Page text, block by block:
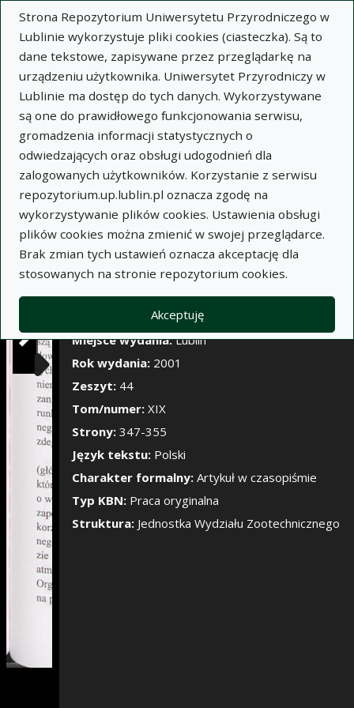
Strona Repozytorium Uniwersytetu Przyrodniczego w
Lublinie wykorzystuje pliki cookies (ciasteczka). Są to
dane tekstowe, zapisywane przez przeglądarkę na
urządzeniu użytkownika. Uniwersytet Przyrodniczy w
Lublinie ma dostęp do tych danych. Wykorzystywane
są one do prawidłowego funkcjonowania serwisu,
gromadzenia informacji statystycznych o
odwiedzających oraz obsługi udogodnień dla
zalogowanych użytkowników. Korzystanie z serwisu
repozytorium.up.lublin.pl oznacza zgodę na
wykorzystywanie plików cookies. Ustawienia obsługi
plików cookies można zmienić w swojej przeglądarce.
Brak zmian tych ustawień oznacza akceptację dla
stosowanych na stronie repozytorium cookies.
Akceptuję
Pokaż/Ukryj
×
Opis Notatki
Autor:
Tadeusz Majewski
Jan Bystrek
Wiesław Podgórski
Monika Bryl
Tytuł:Porosty jako bioindykatory
zanieczyszczenia środowiska miejskiego
Wariant tytułu:Lichens as bio-indicators of
urban environment pollution
Czasopismo:Annales Universitatis Mariae Curie-
Skłodowska. Sectio EE, Zootechnica, t. XIX, z. 44
Miejsce wydania:Lublin
Rok wydania: 2001
Zeszyt: 44
Tom/numer: XIX
Strony: 347-355
Język tekstu: Polski
Charakter formalny: Artykuł w czasopiśmie
Typ KBN: Praca oryginalna
Struktura: Jednostka Wydziału Zootechnicznego